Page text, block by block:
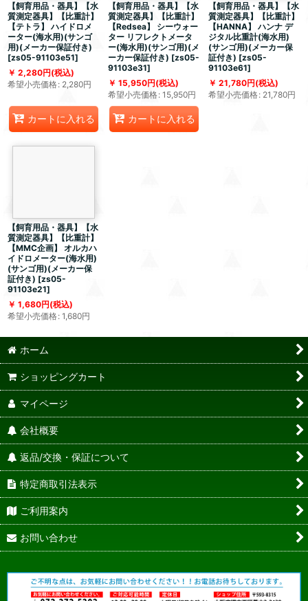
【飼育用品・器具】【水
質測定器具】【比重計】
【テトラ】 ハイドロメ
ーター(海水用)(サンゴ
用)(メーカー保証付き)
[zs05-91103e51]
2,280円(税込)
希望小売価格: 2,280円
カートに入れる
【飼育用品・器具】【水
質測定器具】【比重計】
【Redsea】 シーウォー
ター リフレクトメータ
ー(海水用)(サンゴ用)(メ
ーカー保証付き) [zs05-
91103e31]
15,950円(税込)
希望小売価格: 15,950円
カートに入れる
【飼育用品・器具】【水
質測定器具】【比重計】
【HANNA】 ハンナ デ
ジタル比重計(海水用)
(サンゴ用)(メーカー保
証付き) [zs05-
91103e61]
21,780円(税込)
希望小売価格: 21,780円
【飼育用品・器具】【水
質測定器具】【比重計】
【MMC企画】 オルカハ
イドロメーター(海水用)
(サンゴ用)(メーカー保
証付き) [zs05-
91103e21]
1,680円(税込)
希望小売価格: 1,680円
ホーム
ショッピングカート
マイページ
会社概要
返品/交換・保証について
特定商取引法表示
ご利用案内
お問い合わせ